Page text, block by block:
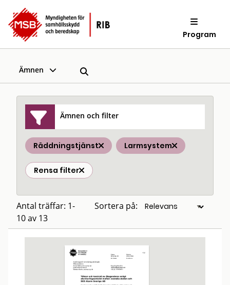
Program
Ämnen
Ämnen och filter
Räddningstjänst Larmsystem
Rensa filter
Antal träffar: 1-
10 av 13
Sortera på: